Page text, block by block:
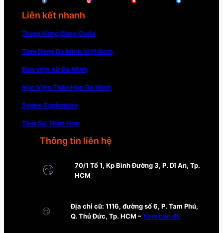
Liên kết nhanh
Trung Ương Dòng Curia
Tỉnh Dòng Đa Minh Việt Nam
Đan viện nữ Đa Minh
Học Viện Thần Học Đa Minh
Sedes Sapientiae
Thời Sự Thần Học
Thông tin liên hệ
70/1 Tổ 1, Kp Bình Đường 3, P. Dĩ An, Tp.
HCM
Địa chỉ cũ: 1116, đường số 6, P. Tam Phú,
Q. Thủ Đức, Tp. HCM –Xem bản đồ